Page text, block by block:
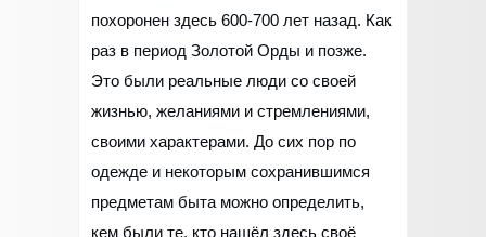
похоронен здесь 600-700 лет назад. Как
раз в период Золотой Орды и позже.
Это были реальные люди со своей
жизнью, желаниями и стремлениями,
своими характерами. До сих пор по
одежде и некоторым сохранившимся
предметам быта можно определить,
кем были те, кто нашёл здесь своё